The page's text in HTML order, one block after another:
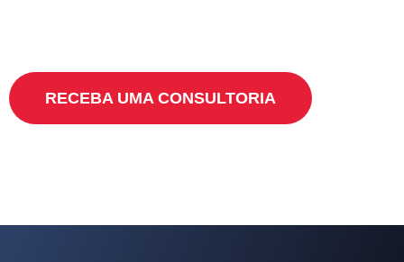
RECEBA UMA CONSULTORIA